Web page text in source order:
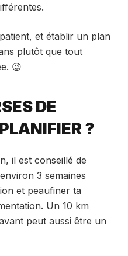
et établir un plan
plutôt que tout
😉
DE
?
il est conseillé de
environ 3 semaines
et peaufiner ta
Un 10 km
peut aussi être un